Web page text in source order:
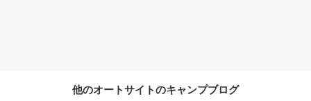
他のオートサイトのキャンプブログ